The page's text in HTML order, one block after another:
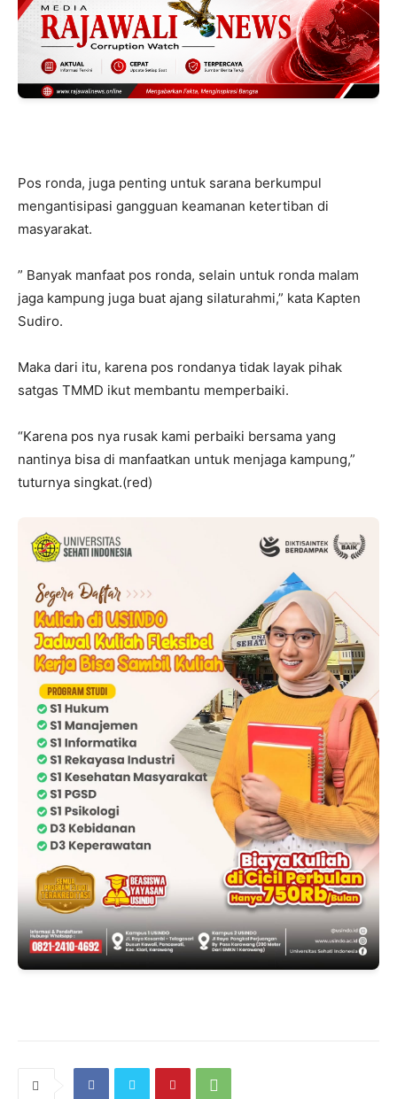
Pos ronda, juga penting untuk sarana berkumpul
mengantisipasi gangguan keamanan ketertiban di
masyarakat.
” Banyak manfaat pos ronda, selain untuk ronda malam
jaga kampung juga buat ajang silaturahmi,” kata Kapten
Sudiro.
Maka dari itu, karena pos rondanya tidak layak pihak
satgas TMMD ikut membantu memperbaiki.
“Karena pos nya rusak kami perbaiki bersama yang
nantinya bisa di manfaatkan untuk menjaga kampung,”
tuturnya singkat.(red)